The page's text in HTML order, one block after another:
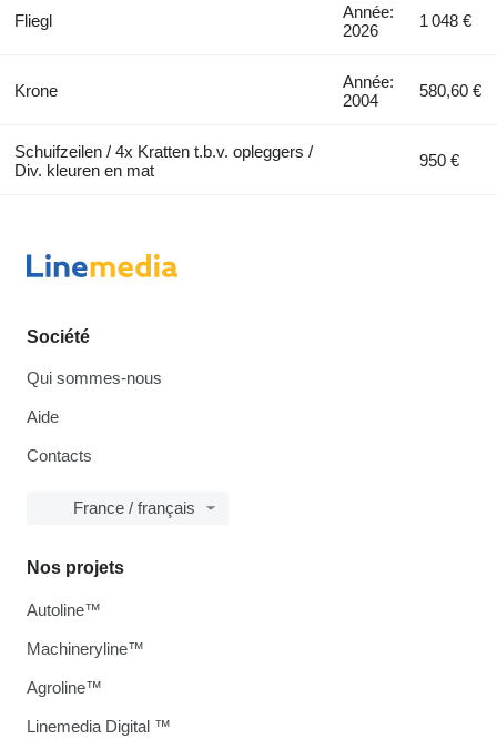
Fliegl
Année:
2026
1 048 €
Krone
Année:
2004
580,60 €
Schuifzeilen / 4x Kratten t.b.v. opleggers /
Div. kleuren en mat
950 €
Société
Qui sommes-nous
Aide
Contacts
France / français
Nos projets
Autoline™
Machineryline™
Agroline™
Linemedia Digital ™